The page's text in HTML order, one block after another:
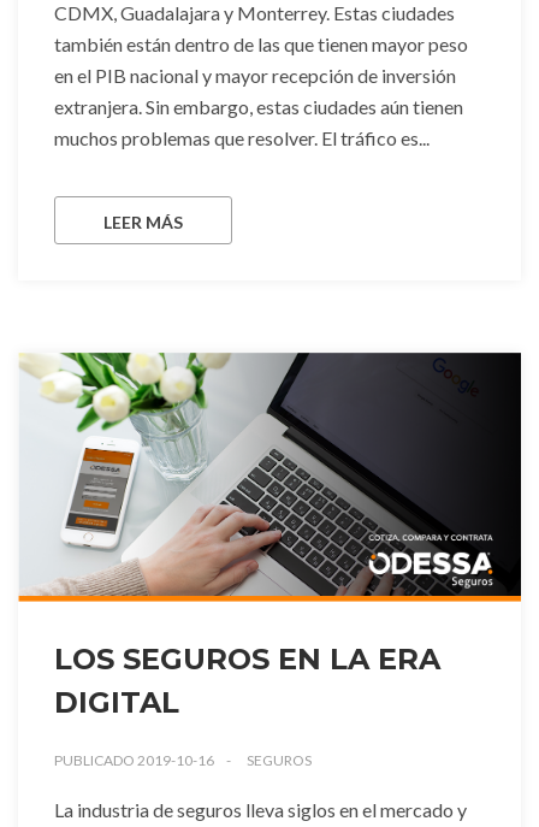
CDMX, Guadalajara y Monterrey. Estas ciudades
también están dentro de las que tienen mayor peso
en el PIB nacional y mayor recepción de inversión
extranjera. Sin embargo, estas ciudades aún tienen
muchos problemas que resolver. El tráfico es...
LEER MÁS
LOS SEGUROS EN LA ERA
DIGITAL
PUBLICADO 2019-10-16 SEGUROS
La industria de seguros lleva siglos en el mercado y